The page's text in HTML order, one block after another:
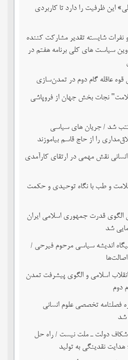
این ظرفیت را دارد تا کاربردی
نفرات شایسته تقدیر مشارکت کننده
سیاست های کلی برنامه هفتم در
قوه عاقله گام دوم در تمدن‌سازی
نجات بخش جهان از فروپاشی
شد / جریان های سیاسی
را از حاج قاسم بیاموزند
نقش مهمی در ارتقای کارآمدی
و طب با نگاه توحیدی و حکمت
الگوی قدرت جمهوری اسلامی ایران
شد
اندیشه سیاسی مرحوم فیرحی /
اسلامی و الگوی پیشرفت تمدن
دوم
فصلنامه تخصصی علوم انسانی
شد
شکاف دولت ـ ملت نیست / راه حل
نقدینگی به تولید